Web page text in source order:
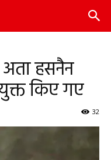
हसनैन
किए गए
32